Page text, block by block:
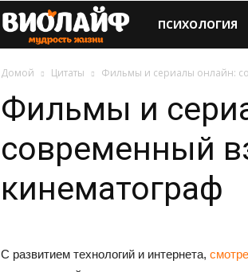
Виолайф
ПСИХОЛОГИЯ
Домой Цитаты Фильмы и сериалы онлайн:
Фильмы и
современный
кинематограф
С развитием технологий и интернета,